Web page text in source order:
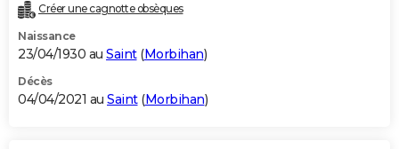
Créer une cagnotte obsèques
Naissance
23/04/1930 au Saint(Morbihan)
Décès
04/04/2021 au Saint(Morbihan)